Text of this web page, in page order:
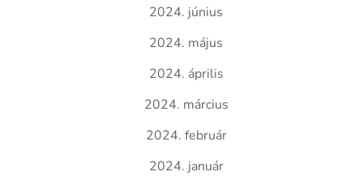
2024. június
2024. május
2024. április
2024. március
2024. február
2024. január